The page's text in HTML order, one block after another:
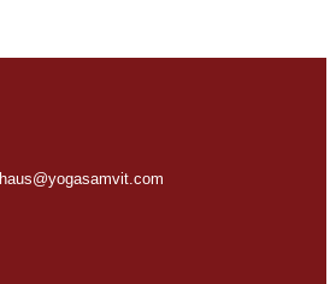
haus@yogasamvit.com